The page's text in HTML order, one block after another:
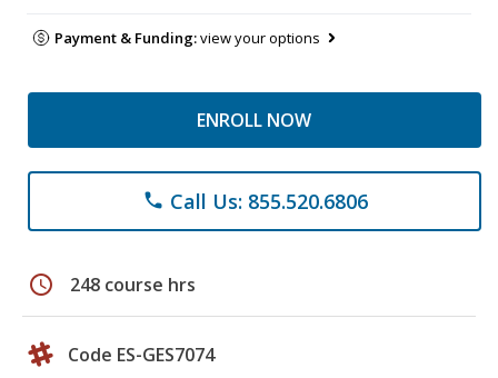
Payment & Funding:view your options
ENROLL NOW
phone Call Us: 855.520.6806
schedule 248 course hrs
Code ES-GES7074